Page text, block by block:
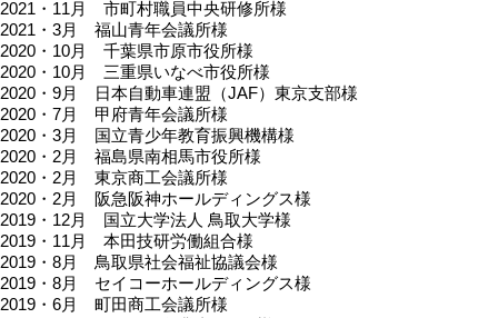
2021・11月 市町村職員中央研修所様
2021・3月 福山青年会議所様
2020・10月 千葉県市原市役所様
2020・10月 三重県いなべ市役所様
2020・9月 日本自動車連盟（JAF）東京支部様
2020・7月 甲府青年会議所様
2020・3月 国立青少年教育振興機構様
2020・2月 福島県南相馬市役所様
2020・2月 東京商工会議所様
2020・2月 阪急阪神ホールディングス様
2019・12月 国立大学法人 鳥取大学様
2019・11月 本田技研労働組合様
2019・8月 鳥取県社会福祉協議会様
2019・8月 セイコーホールディングス様
2019・6月 町田商工会議所様